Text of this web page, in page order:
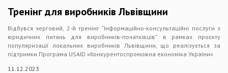
Тренінг для виробників Львівщини
Відбувся черговий, 2-й тренінг “Інформаційно-консультаційні послуги з
юридичних питань для виробників-початківців” в рамках проєкту
популяризації локальних виробників Львівщини, що реалізується за
підтримки Програма USAID «Конкурентоспроможна економіка України»
11.12.2023